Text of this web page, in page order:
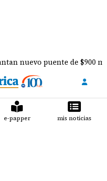
puente de $900 mil sobre el
e-papper mis noticias